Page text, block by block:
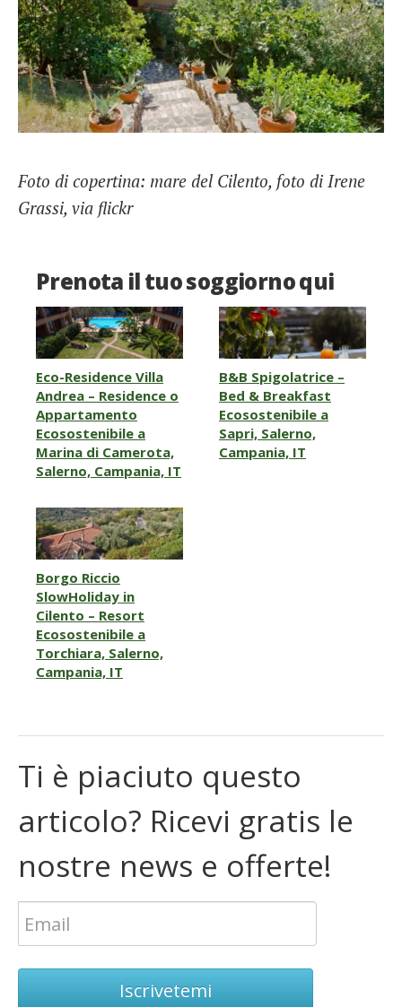
Foto di copertina: mare del Cilento, foto di Irene
Grassi, via flickr
Prenota il tuo soggiorno qui
Eco-Residence Villa
Andrea – Residence o
Appartamento
Ecosostenibile a
Marina di Camerota,
Salerno, Campania, IT
B&B Spigolatrice –
Bed & Breakfast
Ecosostenibile a
Sapri, Salerno,
Campania, IT
Borgo Riccio
SlowHoliday in
Cilento – Resort
Ecosostenibile a
Torchiara, Salerno,
Campania, IT
Ti è piaciuto questo
articolo? Ricevi gratis le
nostre news e offerte!
Iscrivetemi